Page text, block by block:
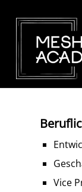
Vice